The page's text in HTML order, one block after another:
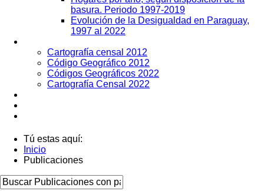
basura. Periodo 1997-2019
Evolución de la Desigualdad en Paraguay,
1997 al 2022
Cartografía censal 2012
Código Geográfico 2012
Códigos Geográficos 2022
Cartografía Censal 2022
Tú estas aquí:
Inicio
Publicaciones